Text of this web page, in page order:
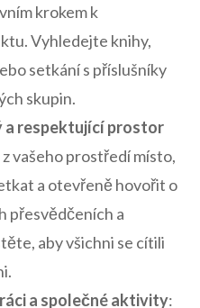
krokem k
Vyhledejte knihy,
setkání ‍s příslušníky
skupin.
respektující⁢ prostor
​vašeho prostředí místo,
a otevřeně hovořit o
‍přesvědčeních a​
aby všichni⁣ se cítili
a společné aktivity: